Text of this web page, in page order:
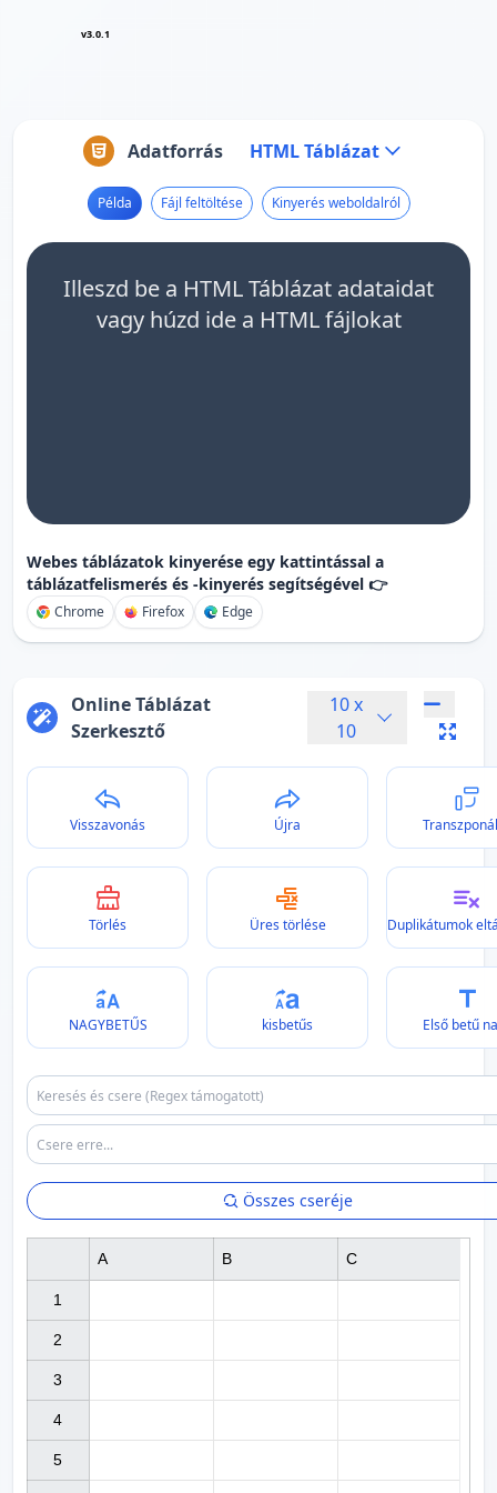
v3.0.1
Adatforrás HTML Táblázat
Példa Fájl feltöltése Kinyerés weboldalról
Illeszd be a HTML Táblázat adataidat
vagy húzd ide a HTML fájlokat
Webes táblázatok kinyerése egy kattintással a
táblázatfelismerés és -kinyerés segítségével 👉
Chrome Firefox Edge
Online Táblázat
Szerkesztő
10x
10
Visszavonás Újra
Törlés Üres törlése Duplikátumok
NAGYBETŰS kisbetűs Első betű
Összes cseréje
1
2
3
4
5
A B C